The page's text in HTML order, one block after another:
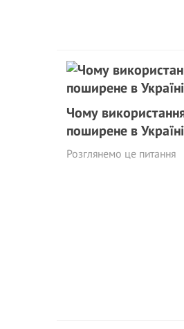
Чому
поширене в
Розглянемо це питання